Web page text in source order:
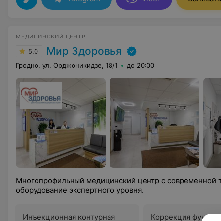
МЕДИЦИНСКИЙ ЦЕНТР
5.0 Мир Здоровья
Гродно, ул. Орджоникидзе, 18/1 до 20:00
Многопрофильный медицинский центр с современной
оборудование экспертного уровня.
Инъекционная контурная
Коррекция